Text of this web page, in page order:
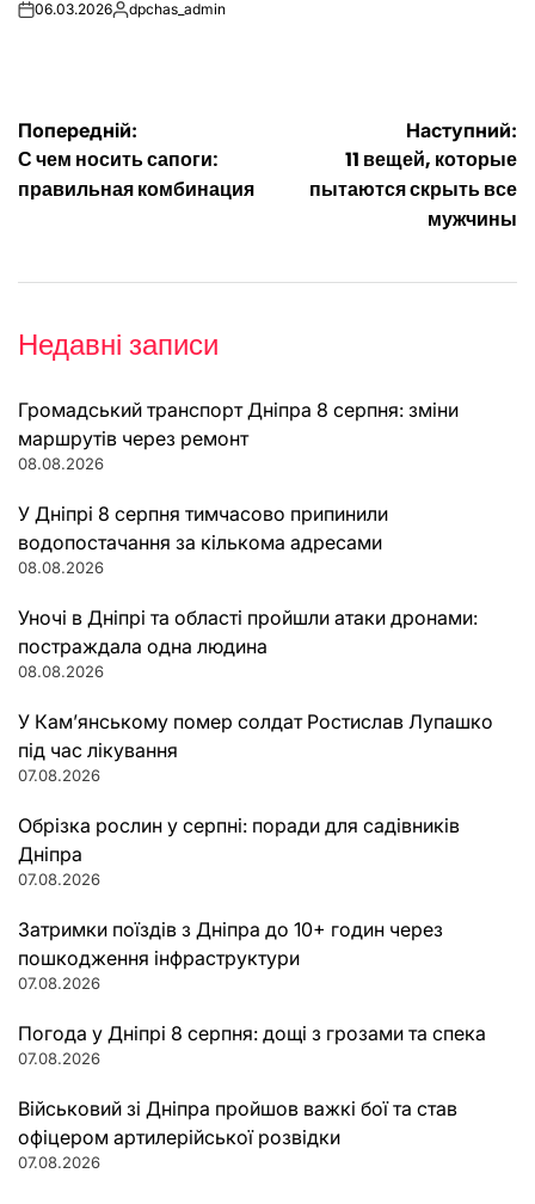
on06.03.2026Опубліковано
dpchas_admin
Навігація
записів
Попередній:
С чем носить сапоги:
правильная комбинация
Наступний:
11 вещей, которые
пытаются скрыть все
мужчины
Недавні записи
Громадський транспорт Дніпра 8 серпня: зміни
маршрутів через ремонт
08.08.2026
У Дніпрі 8 серпня тимчасово припинили
водопостачання за кількома адресами
08.08.2026
Уночі в Дніпрі та області пройшли атаки дронами:
постраждала одна людина
08.08.2026
У Кам’янському помер солдат Ростислав Лупашко
під час лікування
07.08.2026
Обрізка рослин у серпні: поради для садівників
Дніпра
07.08.2026
Затримки поїздів з Дніпра до 10+ годин через
пошкодження інфраструктури
07.08.2026
Погода у Дніпрі 8 серпня: дощі з грозами та спека
07.08.2026
Військовий зі Дніпра пройшов важкі бої та став
офіцером артилерійської розвідки
07.08.2026